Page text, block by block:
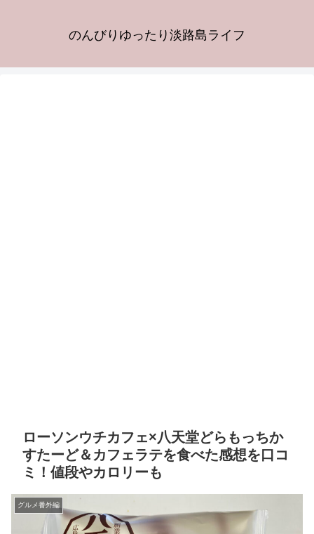
のんびりゆったり淡路島ライフ
ローソンウチカフェ×八天堂どらもっちか
すたーど＆カフェラテを食べた感想を口コ
ミ！値段やカロリーも
グルメ番外編